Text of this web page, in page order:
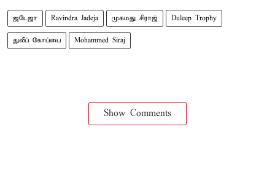
ஜடேஜா Ravindra Jadeja முகமது சிராஜ் Duleep Trophy
துலீப் கோப்பை Mohammed Siraj
Show Comments